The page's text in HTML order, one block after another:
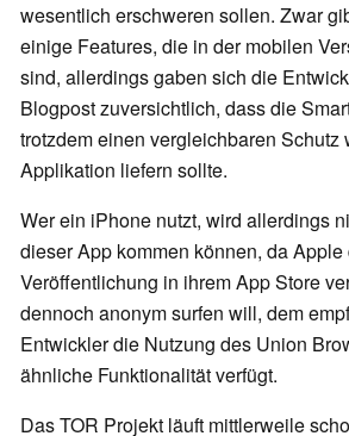
wesentlich erschweren sollen. Zwar
einige Features, die in der mobilen
sind, allerdings gaben sich die
Blogpost zuversichtlich, dass die
trotzdem einen vergleichbaren Schutz
Applikation liefern sollte.
Wer ein iPhone nutzt, wird allerdings
dieser App kommen können, da Apple
Veröffentlichung in ihrem App Store
dennoch anonym surfen will, dem
Entwickler die Nutzung des Union
ähnliche Funktionalität verfügt.
Das TOR Projekt läuft mittlerweile